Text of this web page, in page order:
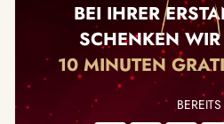
BEI IHRER
SCHENKEN
10 MINUTEN